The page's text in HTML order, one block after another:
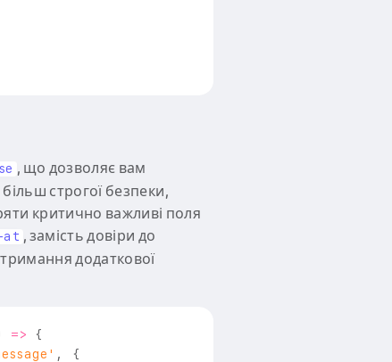
, що дозволяє вам
строгої безпеки,
критично важливі поля
at , замість довіри до
додаткової
=>
{
,
{